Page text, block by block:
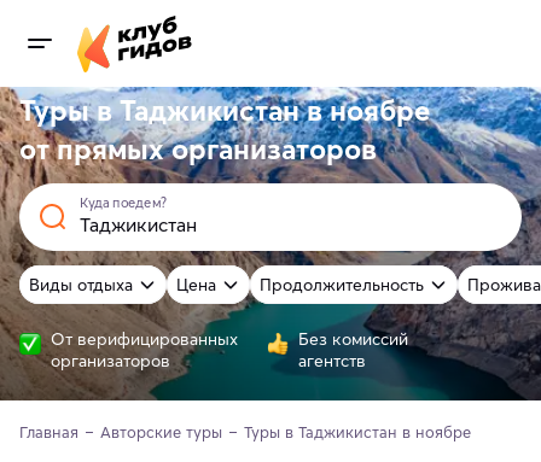
Туры в Таджикистан в ноябре
отпрямыхорганизаторов
Куда поедем?
Виды отдыха Цена Продолжительность
От верифицированных
организаторов
Без комиссий
агентств
Главная Авторские туры Туры в Таджикистан в ноябре